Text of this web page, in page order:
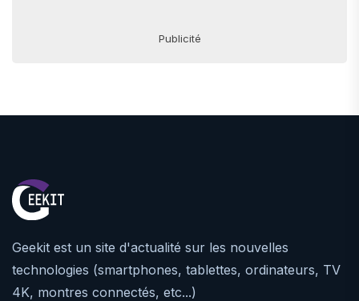
Publicité
Geekit est un site d'actualité sur les nouvelles
technologies (smartphones, tablettes, ordinateurs, TV
4K, montres connectés, etc...)